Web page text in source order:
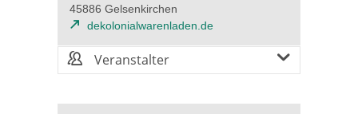
45886 Gelsenkirchen
dekolonialwarenladen.de
Veranstalter